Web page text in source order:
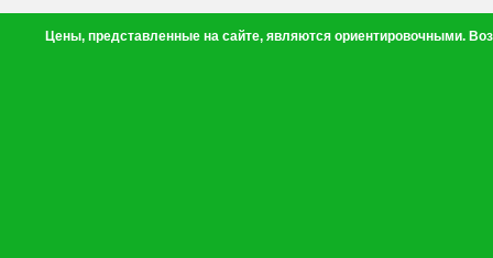
Цены, представленные на сайте, являются ориентировочными.